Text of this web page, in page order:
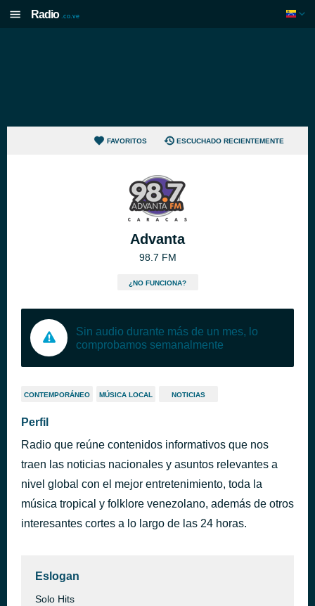
Radio .co.ve
FAVORITOS ESCUCHADO RECIENTEMENTE
Advanta
98.7 FM
¿NO FUNCIONA?
Sin audio durante más de un mes, lo
comprobamos semanalmente
CONTEMPORÁNEO MÚSICA LOCAL NOTICIAS
Perfil
Radio que reúne contenidos informativos que nos
traen las noticias nacionales y asuntos relevantes a
nivel global con el mejor entretenimiento, toda la
música tropical y folklore venezolano, además de otros
interesantes cortes a lo largo de las 24 horas.
Eslogan
Solo Hits